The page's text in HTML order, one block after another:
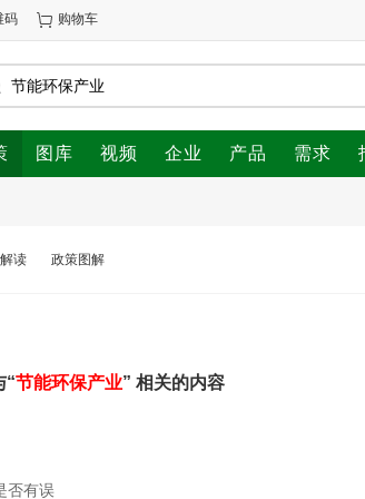
码 购物车
图库 视频 企业 产品 需求
读 政策图解
“节能环保产业” 相关的内容
否有误